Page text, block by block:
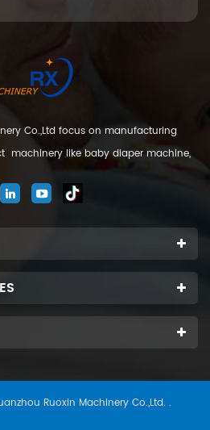
Co.,Ltd focus on manufacturing
machinery like baby diaper machine,
city, Fujian Province, China. And
Ruoxin Machinery Co.,Ltd. .